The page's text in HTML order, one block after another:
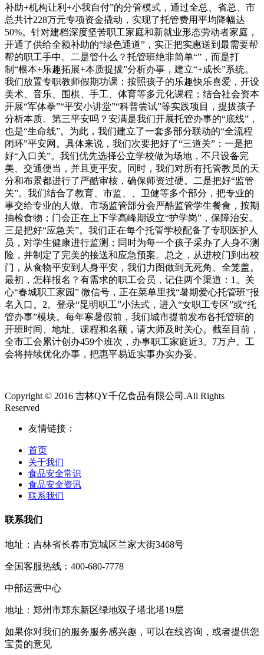
补助+机构让利+小我自付”的分管模式，通过全总、省总、市
总共计228万元专项资金撬动，实现了托管费用平均降幅达
50%。针对建档深度坚苦职工家庭和新就业形态劳动者家庭，
开通了供给全额补助的“绿色通道”，实正把实惠送到最需要帮
帮的职工手中。二是管什么？托管班绝非简单“”，而是打
制“根本+乐趣拓展+本质提拔”分析办事，建立“+成长”系统。
我们放置专职教师假期功课；按照孩子的乐趣快乐喜爱，开设
美术、音乐、围棋、手工、体育等多元化课程；结合社会资本
开展“军体拳”“平安小讲堂”“科普尝试”等实践项目，提拔孩子
分析本质。第三平安吗？安满是我们开展托管办事的“底线”，
也是“生命线”。为此，我们建立了一套多部分联动的“全流程
闭环”平安网。具体来说，我们次要把好了“三道关”：一是把
好“入口关”。我们优先选择公立学校做为场地，不只设备完
美、交通便当，并且更平安。同时，我们对所有托管教员的天
分和布景都进行了严酷审核，确保师资过硬。二是把好“监管
关”。我们结合了教育、市监、、卫健等多个部分，把专业的
事交给专业的人做。市场监管部分会严酷监管学生餐食，按期
抽检食物；门会正在上下学高峰期设立“护学岗”，保障治安。
三是把好“应急关”。我们正在每个托管学校配备了专职医护人
员，对学生健康进行监测；同时为每一个孩子采办了人身不测
险，并制定了完美的接送和应急预案。总之，从进校门到出校
门，从食物平安到人身平安，我们力图做到无死角、全笼盖。
最初，怎样报名？有需求的职工会员，记住两个渠道：1。关
心“春城职工家园” 微信号，正在菜单里找“暑期爱心托管班”报
名入口。2。登录“昆明职工”小法式，进入“女职工专区”或“托
管办事”模块。每年寒暑假前，我们城市提前发布各托管班的
开班时间、地址、课程和名额，请大师及时关心。截至目前，
全市工会累计创办459个班次，办事职工家庭近3。7万户。工
会将持续优化办事，把惠平易近实事办实办妥。
Copyright © 2016 吉林QY千亿食品有限公司.All Rights
Reserved
友情链接：
首页
关于我们
食品安全常识
食品安全资讯
联系我们
联系我们
地址：吉林省长春市宽城区兰家大街3468号
全国客服热线：400-680-7778
中部运营中心
地址：郑州市郑东新区绿地双子塔北塔19层
如果你对我们的服务服务感兴趣，可以在线咨询，或者提供您
宝贵的意见